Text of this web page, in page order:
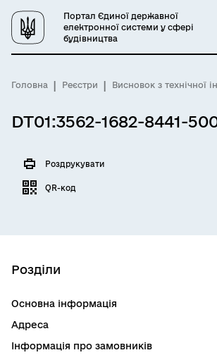
Портал Єдиної державної
електронної системи у сфері
будівництва
Головна Реєстри Висновок з технічної
DT01:3562-1682-8441-
Роздрукувати
QR-код
Розділи
Основна інформація
Адреса
Інформація про замовників